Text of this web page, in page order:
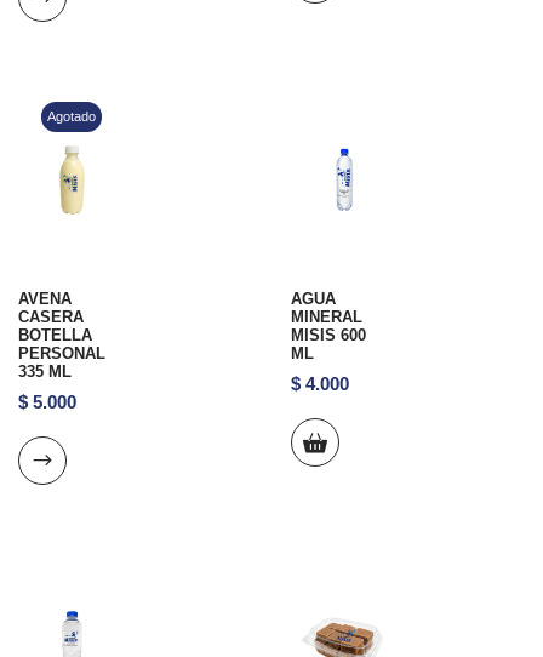
Agotado
AVENA
CASERA
BOTELLA
PERSONAL
335 ML
$ 5.000
AGUA
MINERAL
MISIS 600
ML
$4.000